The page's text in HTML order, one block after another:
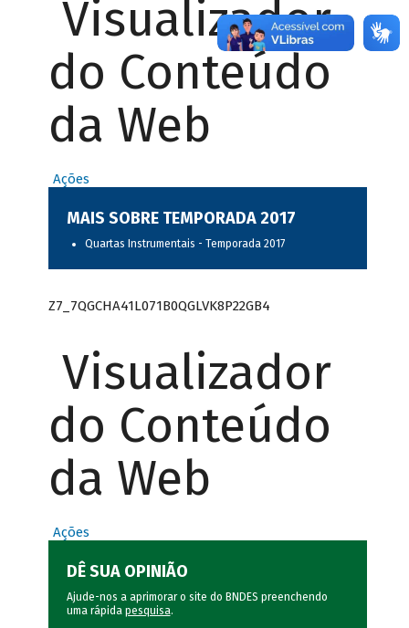
Visualizador
do Conteúdo
da Web
Ações
MAIS SOBRE TEMPORADA 2017
Quartas Instrumentais - Temporada 2017
Z7_7QGCHA41L071B0QGLVK8P22GB4
Visualizador
do Conteúdo
da Web
Ações
DÊ SUA OPINIÃO
Ajude-nos a aprimorar o site do BNDES preenchendo
uma rápida pesquisa.